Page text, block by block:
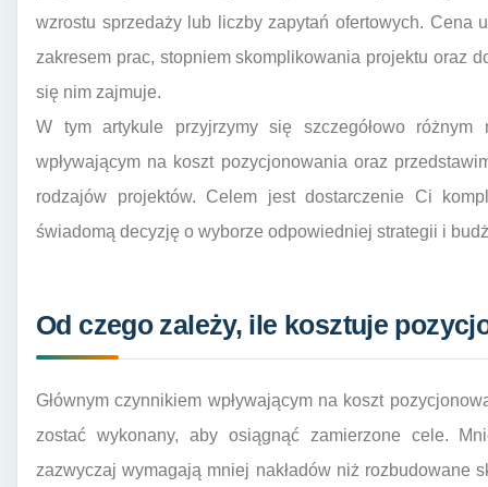
wzrostu sprzedaży lub liczby zapytań ofertowych. Cena
zakresem prac, stopniem skomplikowania projektu oraz
się nim zajmuje.
W tym artykule przyjrzymy się szczegółowo różnym
wpływającym na koszt pozycjonowania oraz
rodzajów projektów. Celem jest dostarczenie Ci
świadomą decyzję o wyborze odpowiedniej strategii i
Od czego zależy, ile kosztuje
Głównym czynnikiem wpływającym na koszt
zostać wykonany, aby osiągnąć zamierzone cele.
zazwyczaj wymagają mniej nakładów niż rozbudowane